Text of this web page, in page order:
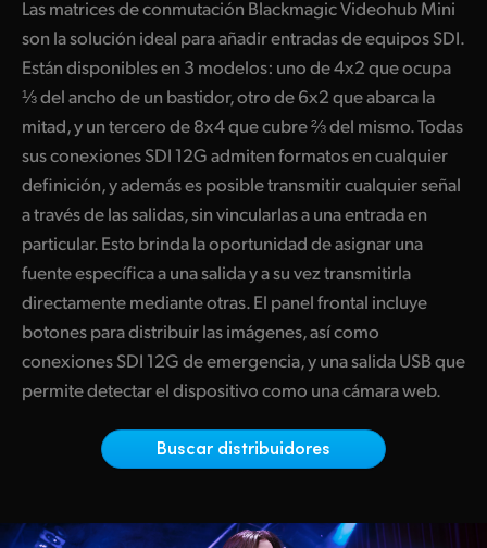
Finland
France
Hong Kong SAR, China
India
Italy
Japan
Korea
Mexico
Malaysia
New Zealand
Puerto USB para programas informáticos
Paneles de control externos
C
ontrol mediante equipos Mac o Windows y dispositivos iPad
Incluye programa utilitario
Mejor calidad de imagen
Interfaz en 13 idiomas
H
erramientas de desarrollo para un control personalizado
Alimentación flexible y a prueba de fallos
Las matrices de conmutación Blackmagic Videohub Mini
son la solución ideal para añadir entradas de equipos SDI.
Están disponibles en 3 modelos: uno de 4x2 que ocupa
⅓ del ancho de un bastidor, otro de 6x2 que abarca la
mitad, y un tercero de 8x4 que cubre ⅔ del mismo. Todas
sus conexiones SDI 12G admiten formatos en cualquier
definición, y además es posible transmitir cualquier señal
a través de las salidas, sin vincularlas a una entrada en
particular. Esto brinda la oportunidad de asignar una
fuente específica a una salida y a su vez transmitirla
directamente mediante otras. El panel frontal incluye
botones para distribuir las imágenes, así como
conexiones SDI 12G de emergencia, y una salida USB que
permite detectar el dispositivo como una cámara web.
Buscar distribuidores